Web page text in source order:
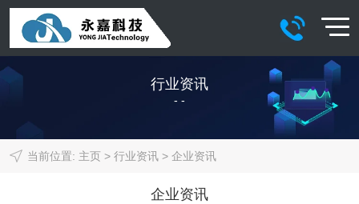
行业资讯
- -
当前位置: 主页> 行业资讯> 企业资讯
企业资讯